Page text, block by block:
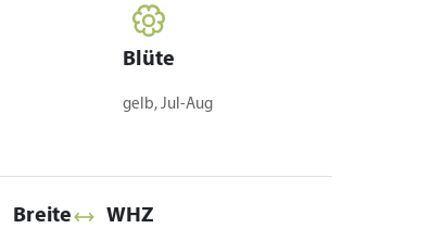
Blüte
gelb, Jul-Aug
Breite WHZ